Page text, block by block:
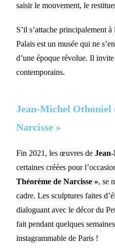
saisir le mouvement, le
S’il s’attache principalement
Palais est un musée qui ne
d’une époque révolue. Il
contemporains.
Jean-Michel Othoniel
Narcisse »
Fin 2021, les œuvres de
certaines créées pour
Théorème de Narcisse », se
cadre. Les sculptures faites
dialoguant avec le décor du
fait pendant quelques
instagrammable de Paris !